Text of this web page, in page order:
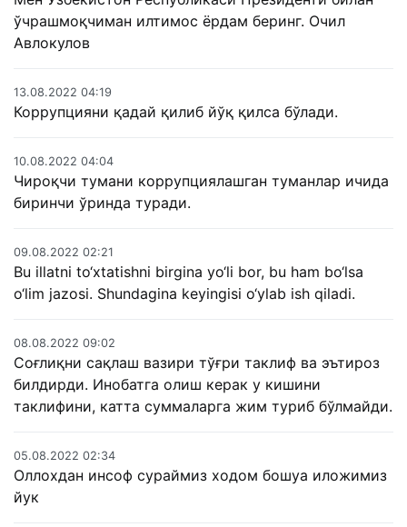
ўчрашмоқчиман илтимос ёрдам беринг. Очил
Авлокулов
13.08.2022 04:19
Коррупцияни қадай қилиб йўқ қилса бўлади.
10.08.2022 04:04
Чироқчи тумани коррупциялашган туманлар ичида
биринчи ўринда туради.
09.08.2022 02:21
Bu illatni to‘xtatishni birgina yo‘li bor, bu ham bo‘lsa
o‘lim jazosi. Shundagina keyingisi o‘ylab ish qiladi.
08.08.2022 09:02
Соғлиқни сақлаш вазири тўғри таклиф ва эътироз
билдирди. Инобатга олиш керак у кишини
таклифини, катта суммаларга жим туриб бўлмайди.
05.08.2022 02:34
Оллохдан инсоф сураймиз ходом бошуа иложимиз
йук